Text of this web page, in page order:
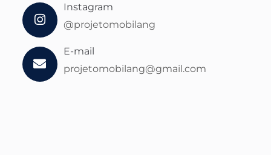
Instagram
@projetomobilang
E-mail
projetomobilang@gmail.com